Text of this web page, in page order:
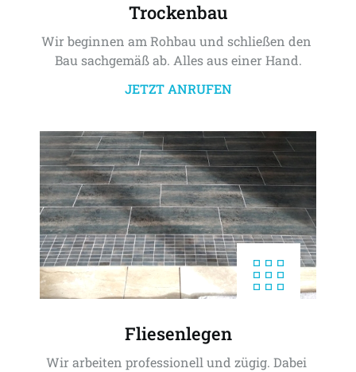
Trockenbau
Wir beginnen am Rohbau und schließen den
Bau sachgemäß ab. Alles aus einer Hand.
JETZT ANRUFEN
Fliesenlegen
Wir arbeiten professionell und zügig. Dabei